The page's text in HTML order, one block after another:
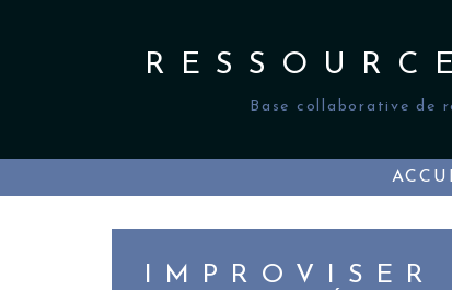
Base collaborative de